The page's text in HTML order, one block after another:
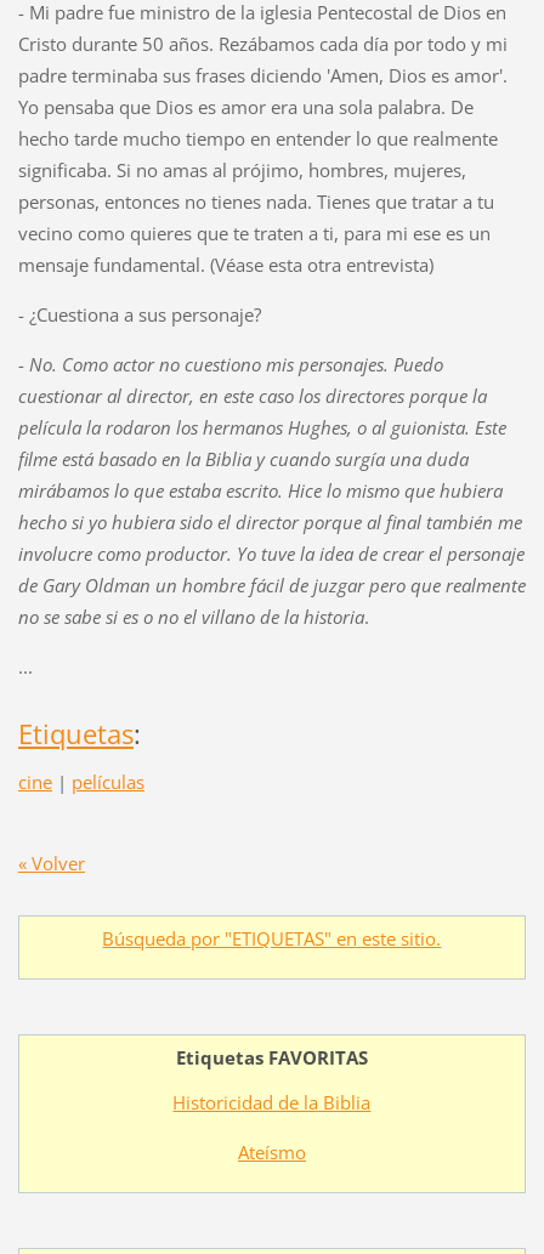
- Mi padre fue ministro de la iglesia Pentecostal de Dios en
Cristo durante 50 años. Rezábamos cada día por todo y mi
padre terminaba sus frases diciendo 'Amen, Dios es amor'.
Yo pensaba que Dios es amor era una sola palabra. De
hecho tarde mucho tiempo en entender lo que realmente
significaba. Si no amas al prójimo, hombres, mujeres,
personas, entonces no tienes nada. Tienes que tratar a tu
vecino como quieres que te traten a ti, para mi ese es un
mensaje fundamental. (Véase esta otra entrevista)
- ¿Cuestiona a sus personaje?
- No. Como actor no cuestiono mis personajes. Puedo
cuestionar al director, en este caso los directores porque la
película la rodaron los hermanos Hughes, o al guionista. Este
filme está basado en la Biblia y cuando surgía una duda
mirábamos lo que estaba escrito. Hice lo mismo que hubiera
hecho si yo hubiera sido el director porque al final también me
involucre como productor. Yo tuve la idea de crear el personaje
de Gary Oldman un hombre fácil de juzgar pero que realmente
no se sabe si es o no el villano de la historia.
...
Etiquetas:
cine | películas
« Volver
Búsqueda por "ETIQUETAS" en este sitio.
Etiquetas FAVORITAS
Historicidad de la Biblia
Ateísmo